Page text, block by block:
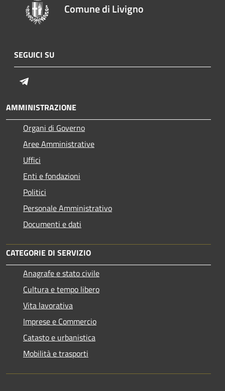
Comune di Livigno
SEGUICI SU
AMMINISTRAZIONE
Organi di Governo
Aree Amministrative
Uffici
Enti e fondazioni
Politici
Personale Amministrativo
Documenti e dati
CATEGORIE DI SERVIZIO
Anagrafe e stato civile
Cultura e tempo libero
Vita lavorativa
Imprese e Commercio
Catasto e urbanistica
Mobilità e trasporti